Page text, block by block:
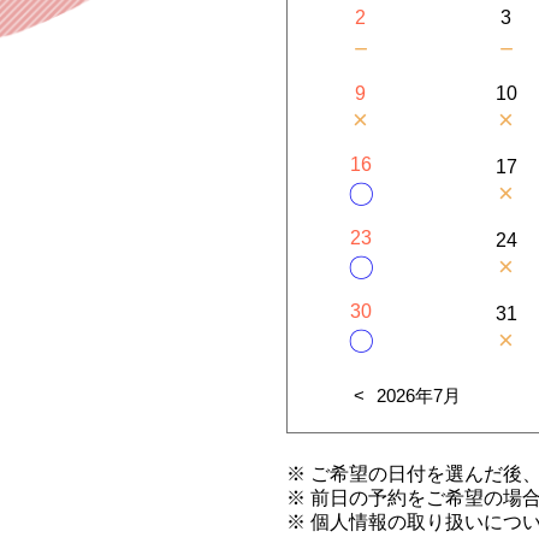
2
－
3
－
9
×
10
×
16
〇
17
×
23
〇
24
×
30
〇
31
×
2026年7月
※ ご希望の日付を選んだ後
※ 前日の予約をご希望の場
※ 個人情報の取り扱いにつ